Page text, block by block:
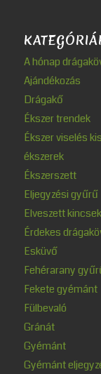
A hónap
Ajándékozás
Drágakő
Ékszer trendek
Ékszer viselés
ékszerek
Ékszerszett
Eljegyzési gyűrű
Elveszett
Érdekes
Esküvő
Fehérarany
Fekete gyémánt
Fülbevaló
Gránát
Gyémánt
Gyémánt